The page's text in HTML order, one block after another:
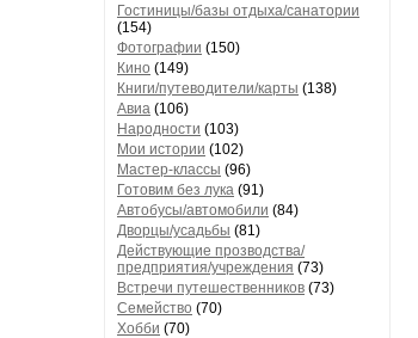
Гостиницы/базы отдыха/санатории
(154)
Фотографии (150)
Кино (149)
Книги/путеводители/карты (138)
Авиа (106)
Народности (103)
Мои истории (102)
Мастер-классы (96)
Готовим без лука (91)
Автобусы/автомобили (84)
Дворцы/усадьбы (81)
Действующие прозводства/
предприятия/учреждения (73)
Встречи путешественников (73)
Семейство (70)
Хобби (70)